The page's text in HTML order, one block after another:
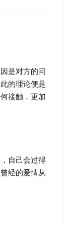
是对方的问
的理论便是
接触，更加
自己会过得
经的爱情从